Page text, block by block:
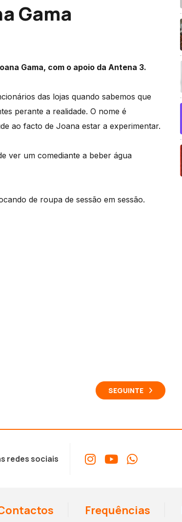
Gama
Gama, com o apoio da Antena 3.
das lojas quando sabemos que
perante a realidade. O nome é
ao facto de Joana estar a experimentar.
ver um comediante a beber água
de roupa de sessão em sessão.
SEGUINTE
redes sociais
Frequências